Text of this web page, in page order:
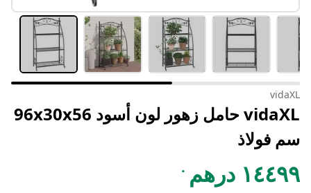
vidaXL
vidaXL حامل زهور لون أسود 96x30x56
سم فولاذ
١٤٤٩٩ درهم .